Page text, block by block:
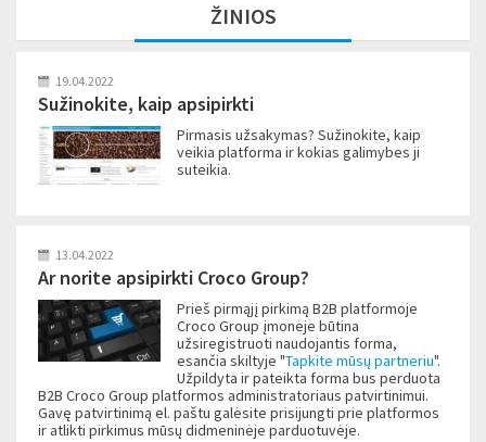
ŽINIOS
19.04.2022
Sužinokite, kaip apsipirkti
Pirmasis užsakymas? Sužinokite, kaip
veikia platforma ir kokias galimybes ji
suteikia.
13.04.2022
Ar norite apsipirkti Croco Group?
Prieš pirmąjį pirkimą B2B platformoje
Croco Group įmonėje būtina
užsiregistruoti naudojantis forma,
esančia skiltyje "Tapkite mūsų partneriu".
Užpildyta ir pateikta forma bus perduota
B2B Croco Group platformos administratoriaus patvirtinimui.
Gavę patvirtinimą el. paštu galėsite prisijungti prie platformos
ir atlikti pirkimus mūsų didmeninėje parduotuvėje.